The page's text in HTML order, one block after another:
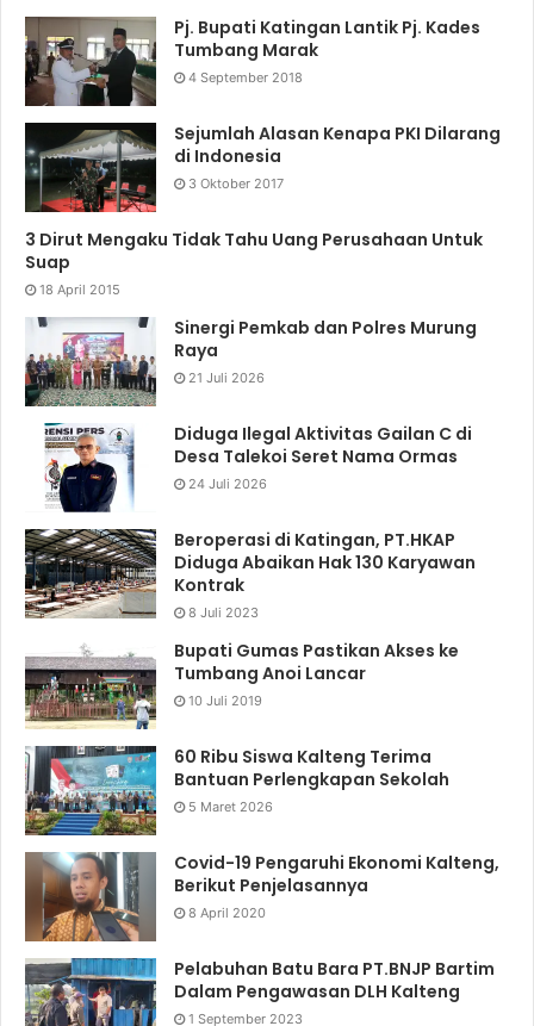
Pj. Bupati Katingan Lantik Pj. Kades
Tumbang Marak
4 September 2018
Sejumlah Alasan Kenapa PKI Dilarang
di Indonesia
3 Oktober 2017
3 Dirut Mengaku Tidak Tahu Uang Perusahaan Untuk
Suap
18 April 2015
Sinergi Pemkab dan Polres Murung
Raya
21 Juli 2026
Diduga Ilegal Aktivitas Gailan C di
Desa Talekoi Seret Nama Ormas
24 Juli 2026
Beroperasi di Katingan, PT.HKAP
Diduga Abaikan Hak 130 Karyawan
Kontrak
8 Juli 2023
Bupati Gumas Pastikan Akses ke
Tumbang Anoi Lancar
10 Juli 2019
60 Ribu Siswa Kalteng Terima
Bantuan Perlengkapan Sekolah
5 Maret 2026
Covid-19 Pengaruhi Ekonomi Kalteng,
Berikut Penjelasannya
8 April 2020
Pelabuhan Batu Bara PT.BNJP Bartim
Dalam Pengawasan DLH Kalteng
1 September 2023